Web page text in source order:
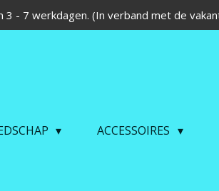
3 - 7 werkdagen. (In verband met de
ACCESSOIRES